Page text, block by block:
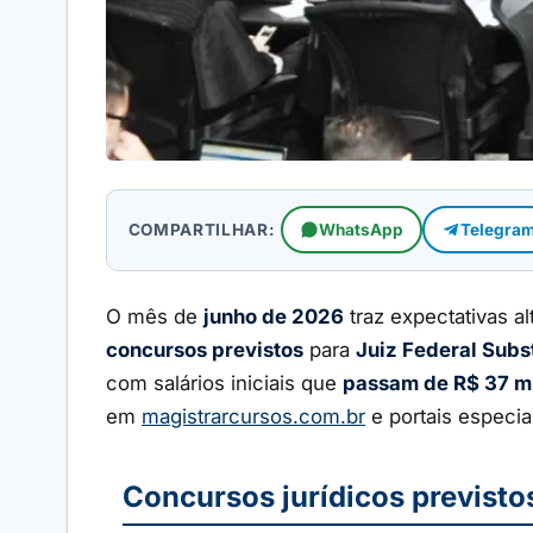
COMPARTILHAR: WhatsApp
O mês de junho de 2026 traz expectativas
concursos previstos para Juiz Federal
com salários iniciais que passam de R$ 37
em magistrarcursos.com.br e portais
Concursos jurídicos